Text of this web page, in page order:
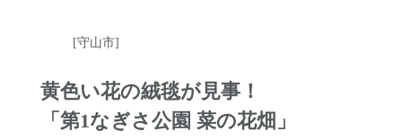
[守山市]
黄色い花の絨毯が見事！
「第1なぎさ公園 菜の花畑」